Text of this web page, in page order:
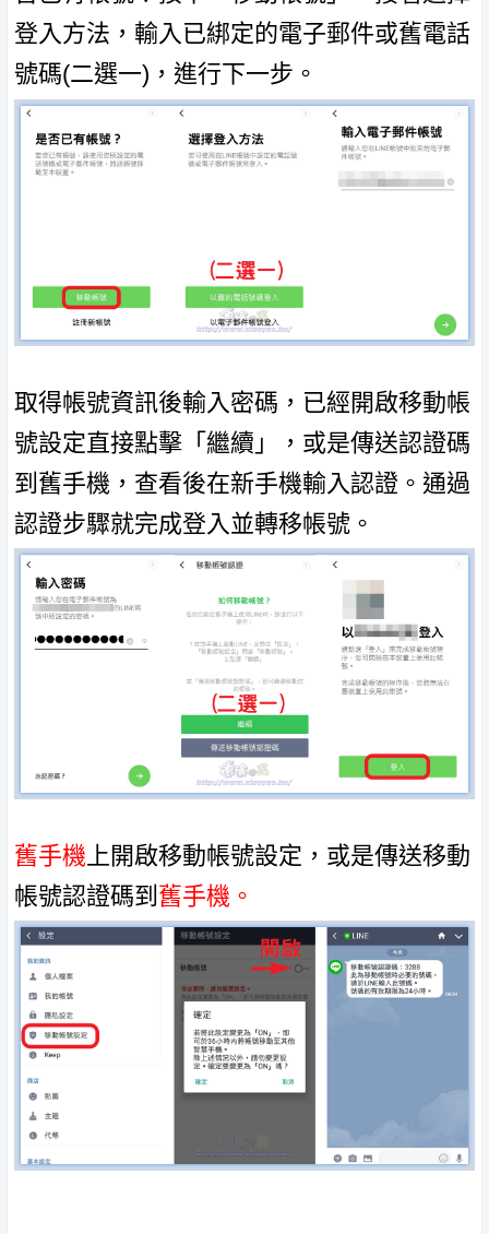
登入方法，輸入已綁定的電子郵件或舊電話
號碼(二選一)，進行下一步。
取得帳號資訊後輸入密碼，已經開啟移動帳
號設定直接點擊「繼續」，或是傳送認證碼
到舊手機，查看後在新手機輸入認證。通過
認證步驟就完成登入並轉移帳號。
舊手機 上開啟移動帳號設定，或是傳送移動
帳號認證碼到 舊手機。